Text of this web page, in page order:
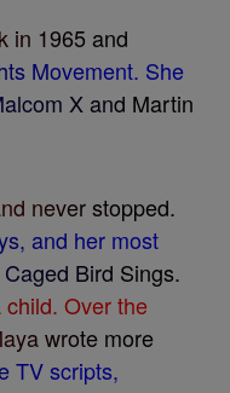
k in 1965 and
ts Movement. She
alcom Xand Martin
nd neverstopped.
s, and her most
Caged Bird Sings.
child. Overthe
ayawrote more
TVscripts,